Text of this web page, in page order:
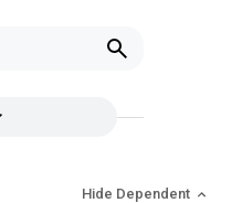
Hide Dependent